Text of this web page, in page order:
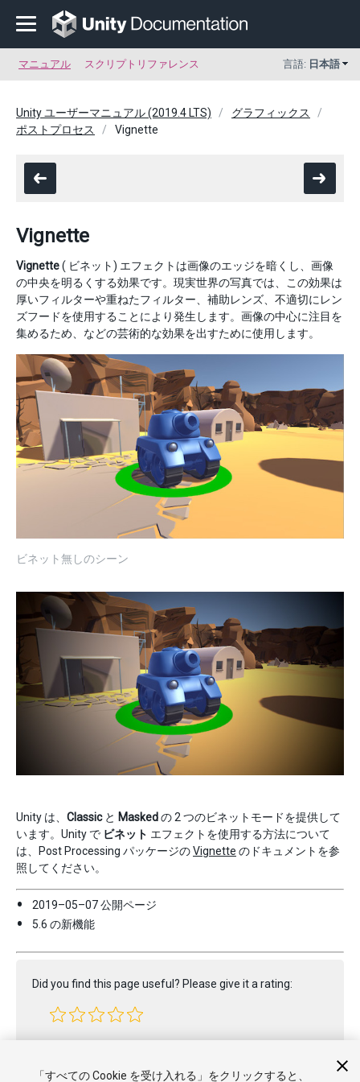
マニュアル スクリプトリファレンス 言語: 日本語
Unity ユーザーマニュアル (2019.4 LTS)
グラフィックス
ポストプロセス
Vignette
Vignette
Vignette( ビネット) エフェクトは画像のエッジを暗くし、画像
の中央を明るくする効果です。現実世界の写真では、この効果は
厚いフィルターや重ねたフィルター、補助レンズ、不適切にレン
ズフードを使用することにより発生します。画像の中心に注目を
集めるため、などの芸術的な効果を出すために使用します。
ビネット無しのシーン
Unity は、 Classicと Maskedの 2 つのビネットモードを提供して
います。Unity で ビネット エフェクトを使用する方法について
は、Post Processing パッケージのVignette のドキュメントを参
照してください。
2019–05–07 公開ページ
5.6 の新機能
Did you find this page useful? Please give it a rating:
「すべての Cookie を受け入れる」をクリックすると、